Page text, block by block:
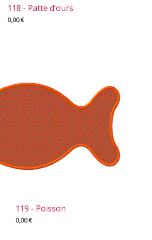
118 - Patte d’ours
0,00€
119 - Poisson
0,00€